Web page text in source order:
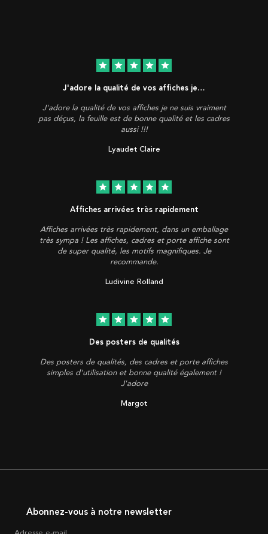
star star star star star
J'adore la qualité de vos affiches je…
J'adore la qualité de vos affiches je ne suis vraiment
pas déçus, la feuille est de bonne qualité et les cadres
aussi !!!
Lyaudet Claire
star star star star star
Affiches arrivées très rapidement
Affiches arrivées très rapidement, dans un emballage
très sympa ! Les affiches, cadres et porte affiche sont
de super qualité, les motifs magnifiques. Je
recommande.
Ludivine Rolland
star star star star star
Des posters de qualités
Des posters de qualités, des cadres et porte affiches
simples d'utilisation et bonne qualité également !
J'adore
Margot
Abonnez-vous à notre newsletter